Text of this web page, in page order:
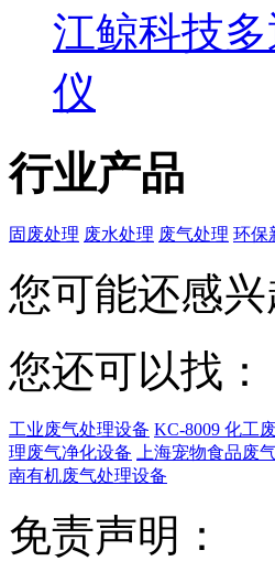
江鲸科技
仪
行业产品
固废处理 废水处理 废气处理 环保
您可能还感兴
您还可以找：
工业废气处理设备 KC-8009 化工
理废气净化设备
上海宠物食品废
南有机废气处理设备
免责声明：